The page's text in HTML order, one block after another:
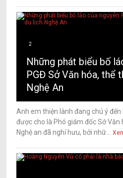
2
Những phát biểu bố
PGĐ Sở Văn hóa, thể
Nghệ An
Anh em thiện lành đang chú ý đến
được cho là Phó giám đốc Sở Văn
Nghệ an đã nghỉ hưu, bởi nhữ...